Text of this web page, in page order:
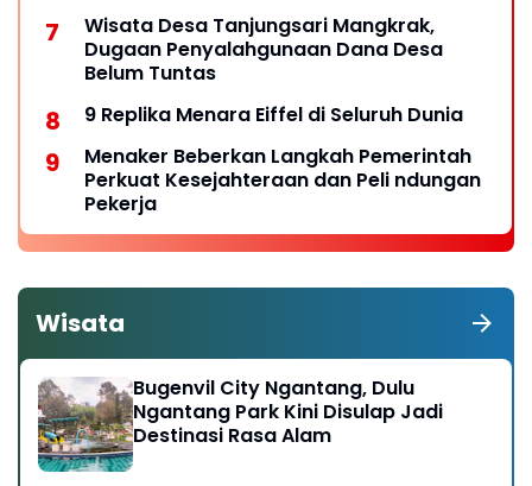
Wisata Desa Tanjungsari Mangkrak,
Dugaan Penyalahgunaan Dana Desa
Belum Tuntas
9 Replika Menara Eiffel di Seluruh Dunia
Menaker Beberkan Langkah Pemerintah
Perkuat Kesejahteraan dan Peli ndungan
Pekerja
Wisata
Bugenvil City Ngantang, Dulu
Ngantang Park Kini Disulap Jadi
Destinasi Rasa Alam